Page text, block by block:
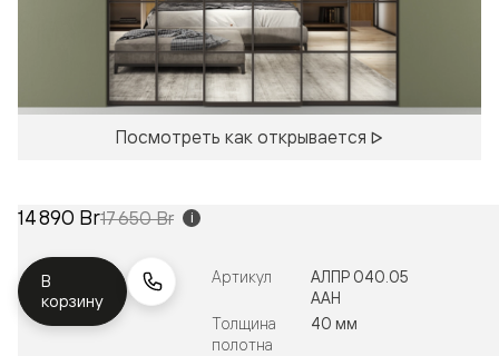
Посмотреть как открывается
14 890 Br17 650 Br i
В
корзину
Артикул
АЛПР 040.05
ААН
Толщина
полотна
40 мм